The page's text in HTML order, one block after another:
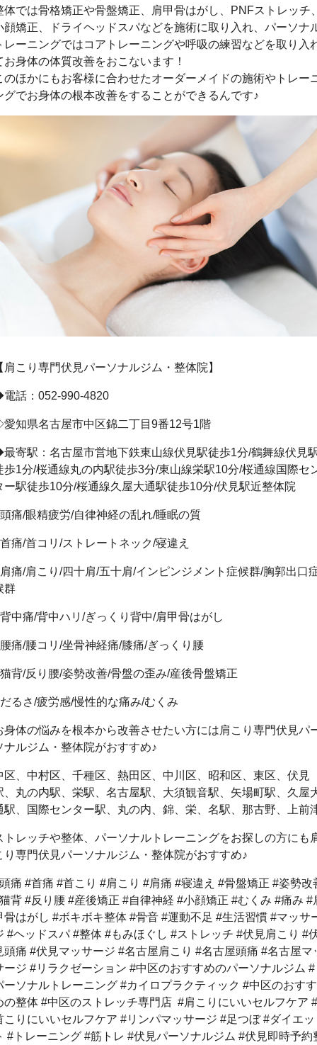
体では骨格矯正や骨盤矯正、肩甲骨はがし、PNFストレッチ、
顔矯正、ドライヘッドスパなどを施術に取り入れ、パーソナ
レーニングではコアトレーニングや呼吸の練習などを取り入
お身体の体質改善をおこないます！
のほかにもお客様に合わせたオーダーメイドの施術やトレー
グでお身体の根本改善をすることができるんです♪
肩こり専門伏見パーソナルジム・整体院】
話：052-990-4820
知県名古屋市中区錦二丁目9番12号1階
寄駅：名古屋市営地下鉄東山線伏見駅徒歩1分/鶴舞線伏見
歩1分/桜通線丸の内駅徒歩3分/東山線栄駅10分/桜通線国際セ
ー駅徒歩10分/桜通線久屋大通駅徒歩10分/伏見駅近整体院
痛/眼精疲労/自律神経の乱れ/睡眠の質
痛/首コリ/ストレートネック/寝違え
痛/肩こり/四十肩/五十肩/インピンジメント症候群/胸郭出口
群
中痛/背中ハリ/ぎっくり背中/肩甲骨はがし
痛/腰コリ/坐骨神経痛/膝痛/ぎっくり腰
背/反り腰/姿勢改善/骨盤の歪み/産後骨盤矯正
るさ/疲労感/慢性的な痛み/むくみ
身体の悩みを根本から改善させたい方には肩こり専門伏見パ
ナルジム・整体院がおすすめ♪
区、中村区、千種区、熱田区、中川区、昭和区、東区、伏見
、丸の内駅、栄駅、名古屋駅、大須観音駅、矢場町駅、久屋
駅、国際センター駅、丸の内、錦、栄、名駅、那古野、上前
トレッチや整体、パーソナルトレーニングをお探しの方にも
り専門伏見パーソナルジム・整体院がおすすめ♪
痛 #首痛 #首こり #肩こり #肩痛 #寝違え #骨盤矯正 #姿勢改
背 #反り腰 #産後矯正 #自律神経 #小顔矯正 #むくみ #痛み #
骨はがし #ボキボキ整体 #骨音 #運動不足 #生活習慣 #マッサ
#ヘッドスパ #整体 #もみほぐし #ストレッチ #伏見肩こり #
頭痛 #伏見マッサージ #名古屋肩こり #名古屋頭痛 #名古屋マ
ージ #リラクゼーション #中区のおすすめのパーソナルジム #
ーソナルトレーニング #カイロプラクティック #中区のおすす
の整体 #中区のストレッチ専門店 #肩こりにいいセルフケア #
こりにいいセルフケア #リンパマッサージ #足つぼ #ダイエッ
#トレーニング #筋トレ #伏見パーソナルジム #伏見即時予約